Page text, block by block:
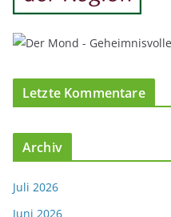
Letzte Kommentare
Archiv
Juli 2026
Juni 2026